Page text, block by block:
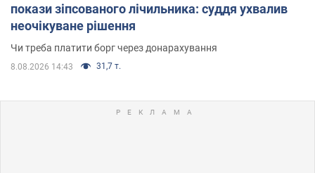
покази зіпсованого лічильника: суддя ухвалив
неочікуване рішення
Чи треба платити борг через донарахування
8.08.2026 14:43 31,7 т.